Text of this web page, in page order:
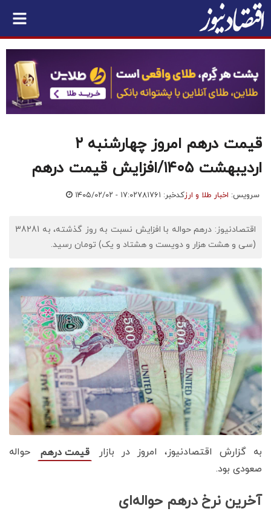
قیمت درهم امروز چهارشنبه ۲
اردیبهشت ۱۴۰۵/افزایش قیمت درهم
سرویس: اخبار طلا و ارزکدخبر: ۷۸۱۷۶۱ ۱۴۰۵/۰۲/۰۲ - ۱۷:۰۲
اقتصادنیوز: درهم حواله با افزایش نسبت به روز گذشته، به 38281
(سی و هشت هزار و دویست و هشتاد و یک) تومان رسید.
به گزارش اقتصادنیوز، امروز در بازار قیمت درهم
حواله
صعودی بود.
آخرین نرخ درهم حواله‌ای